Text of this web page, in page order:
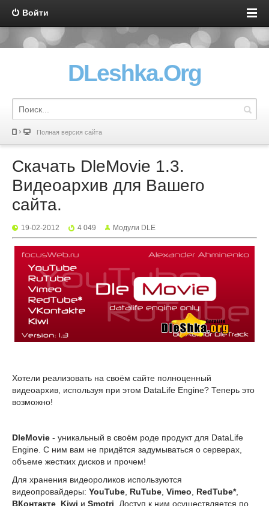
Войти
DLeshka.Org
Полная версия сайта
Скачать DleMovie 1.3.
Видеоархив для Вашего
сайта.
19-02-2012 4 049 Mодули DLE
Хотели реализовать на своём сайте полноценный
видеоархив, используя при этом DataLife Engine? Теперь это
возможно!
DleMovie - уникальный в своём роде продукт для DataLife
Engine. С ним вам не придётся задумываться о серверах,
объеме жестких дисков и прочем!
Для хранения видеороликов используются
видеопровайдеры: YouTube RuTube Vimeo RedTube*,
ВКонтакте Kiwi и Smotri . Доступ к ним осуществляется по